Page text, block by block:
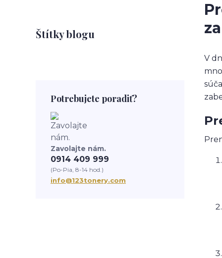
Štítky blogu
Potrebujete poradiť?
Zavolajte nám.
0914 409 999
(Po-Pia, 8-14 hod.)
info@123tonery.com
V